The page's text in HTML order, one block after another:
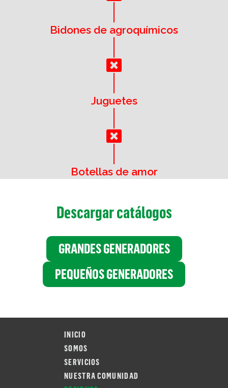
Bidones de agroquímicos
Juguetes
Botellas de amor
Descargar catálogos
GRANDES GENERADORES
PEQUEÑOS GENERADORES
INICIO
SOMOS
SERVICIOS
NUESTRA COMUNIDAD